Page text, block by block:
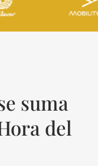
suma
del